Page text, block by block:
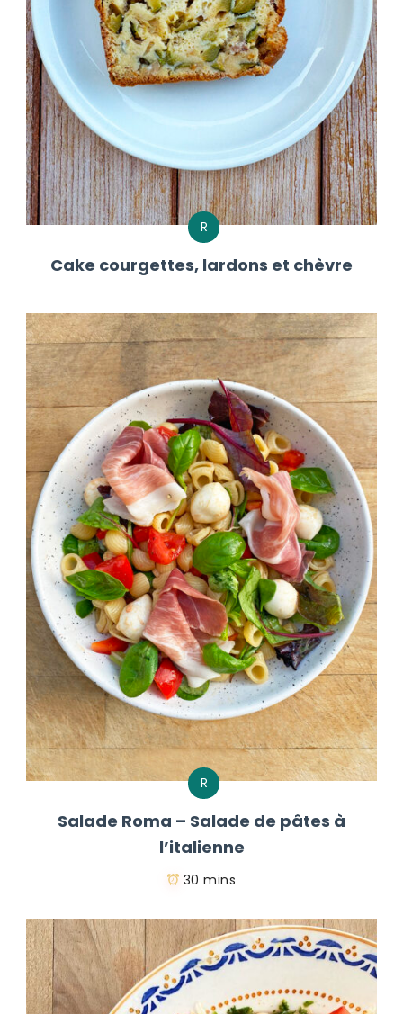
R
Cake courgettes, lardons et chèvre
R
Salade Roma – Salade de pâtes à
l’italienne
30 mins